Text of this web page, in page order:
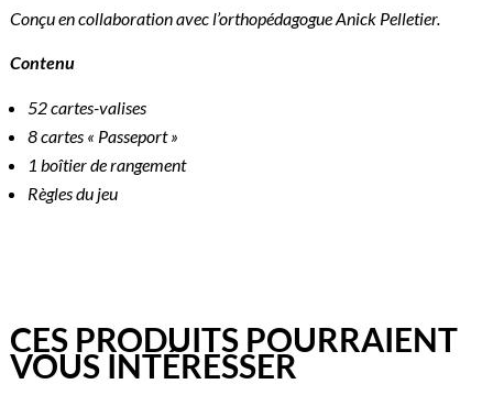
Conçu en collaboration avec l’orthopédagogue Anick Pelletier.
Contenu
52 cartes-valises
8 cartes « Passeport »
1 boîtier de rangement
Règles du jeu
CES PRODUITS POURRAIENT
VOUS INTÉRESSER